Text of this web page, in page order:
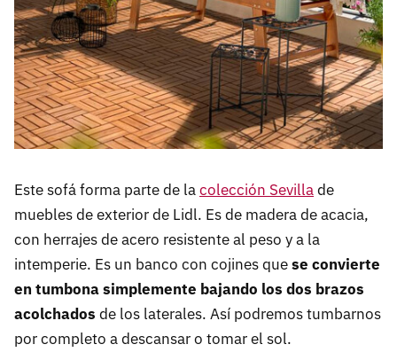
Este sofá forma parte de lacolección Sevillade
muebles de exterior de Lidl. Es de madera de acacia,
con herrajes de acero resistente al peso y a la
intemperie. Es un banco con cojines quese convierte
en tumbona simplemente bajando los dos brazos
acolchados de los laterales. Así podremos tumbarnos
por completo a descansar o tomar el sol.